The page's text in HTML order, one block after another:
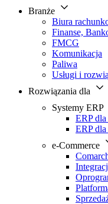
Branże
Biura
Finanse,
FMCG
Komunikacja
Paliwa
Usługi i
Rozwiązania dla
Systemy ERP
ERP
ERP
e-Commerce